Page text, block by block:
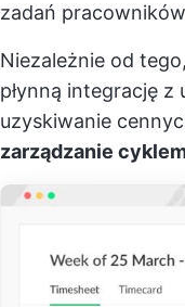
zadań
Niezależnie od
płynną integrację z
uzyskiwanie
zarządzanie